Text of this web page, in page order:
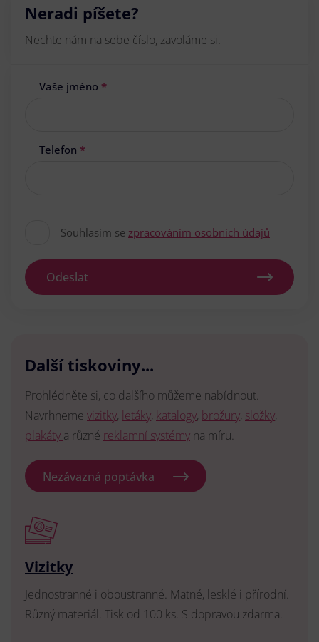
Neradi píšete?
Nechte nám na sebe číslo, zavoláme si.
Vaše jméno *
Telefon *
Souhlasím se zpracováním osobních údajů
Odeslat
Další tiskoviny...
Prohlédněte si, co dalšího můžeme nabídnout.
Navrhneme vizitky, letáky, katalogy, brožury, složky,
plakáty a různé reklamní systémy na míru.
Nezávazná poptávka
Vizitky
Jednostranné i oboustranné. Matné, lesklé i přírodní.
Různý materiál. Tisk od 100 ks. S dopravou zdarma.